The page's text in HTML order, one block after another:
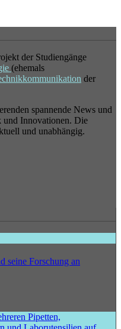
der Studiengänge
(ehemals
der
spannende News und
und Innovationen. Die
und unabhängig.
seine Forschung an